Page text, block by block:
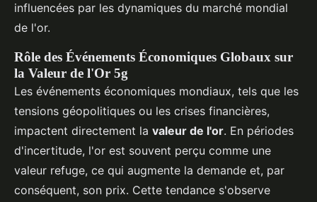
influencées par les dynamiques du marché mondial
de l'or.
Rôle des Événements Économiques Globaux sur
la Valeur de l'Or 5g
Les événements économiques mondiaux, tels que les
tensions géopolitiques ou les crises financières,
impactent directement la valeur de l'or. En périodes
d'incertitude, l'or est souvent perçu comme une
valeur refuge, ce qui augmente la demande et, par
conséquent, son prix. Cette tendance s'observe